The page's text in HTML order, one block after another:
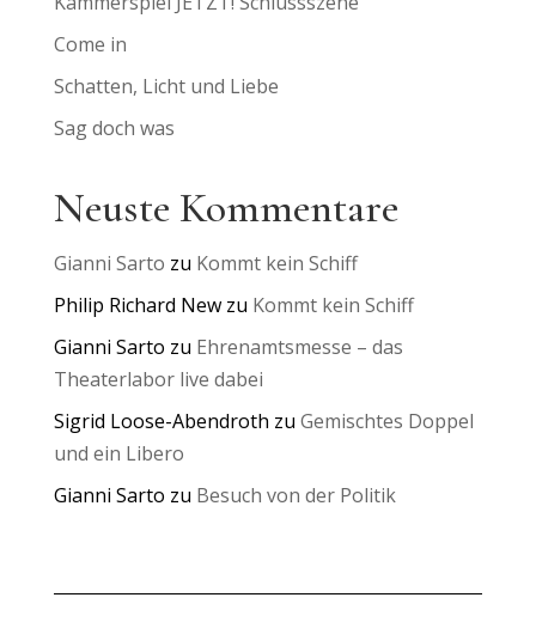
Come in
Schatten, Licht und Liebe
Sag doch was
Neuste Kommentare
Gianni Sarto zu Kommt kein Schiff
Philip Richard Newzu Kommt kein Schiff
Gianni Sarto zu Ehrenamtsmesse – das
Theaterlabor live dabei
Sigrid Loose-Abendroth zu Gemischtes Doppel
und ein Libero
Gianni Sarto zu Besuch von der Politik